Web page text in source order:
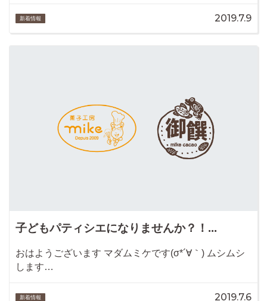
新着情報 2019.7.9
子どもパティシエになりませんか？！...
おはようございます マダムミケです(σ*´∀｀) ムシムシ
します…
新着情報 2019.7.6